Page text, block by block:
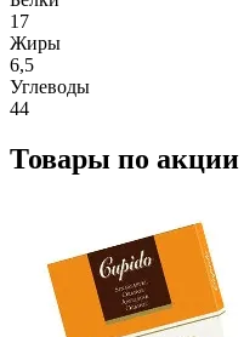
17
Жиры
6,5
Углеводы
44
Товары по акции